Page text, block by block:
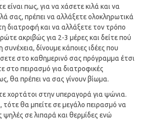
είναι πως, για να χάσετε κιλά και να
σας, πρέπει να αλλάξετε ολοκληρωτικά
διατροφή και να αλλάξετε τον τρόπο
ακριβώς για 2-3 μέρες και δείτε πού
δίνουμε κάποιες ιδέες που
στο καθημερινό σας πρόγραμμα έτσι
στο πειρασμό για διατροφικές
θα πρέπει να σας γίνουν βίωμα.
χορτάτοι στην υπεραγορά για ψώνια.
τότε θα μπείτε σε μεγάλο πειρασμό να
ψηλές σε λιπαρά και θερμίδες ενώ